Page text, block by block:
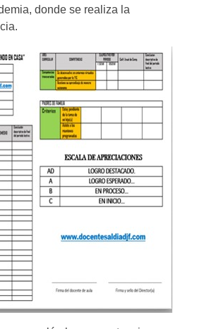
donde se realiza la